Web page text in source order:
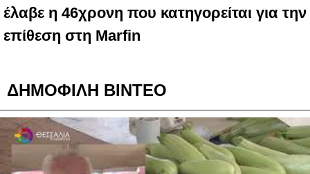
έλαβε η 46χρονη που κατηγορείται για την
επίθεση στη Marfin
ΔΗΜΟΦΙΛΗ ΒΙΝΤΕΟ